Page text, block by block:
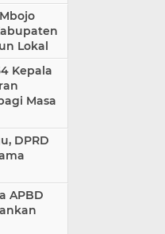
Lokal
Kepala
Masa
DPRD
APBD